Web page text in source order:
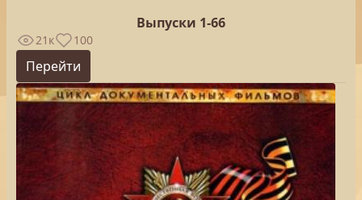
Выпуски 1-66
21к 100
Перейти